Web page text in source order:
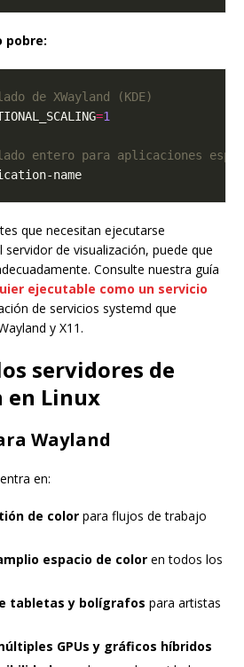
pobre:
de XWayland (KDE)
=1
entero para aplicaciones
que necesitan ejecutarse
de visualización, puede que
Consulte nuestra guía
ejecutable como un servicio
de servicios systemd que
y X11.
servidores de
en Linux
Wayland
en:
de color para flujos de trabajo
espacio de color en todos los
tabletas y bolígrafos para artistas
GPUs y gráficos híbridos